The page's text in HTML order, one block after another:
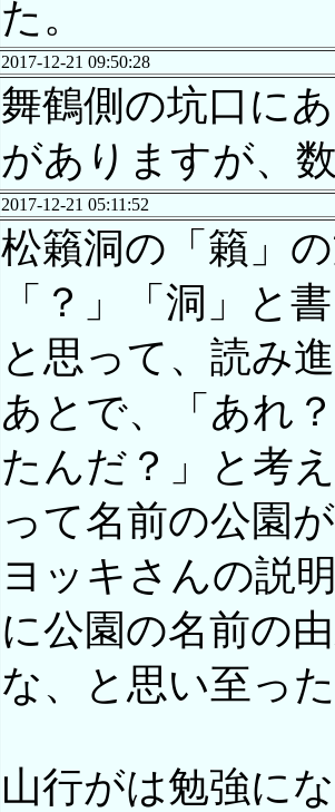
た。
2017-12-21 09:50:28
舞鶴側の坑口に
がありますが、
2017-12-21 05:11:52
松籟洞の「籟」
「？」「洞」と
と思って、読み
あとで、「あれ
たんだ？」と考
って名前の公園
ヨッキさんの説
に公園の名前の
な、と思い至っ
山行がは勉強に